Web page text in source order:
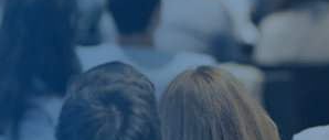
流电机
直流无刷电机
隔
隔
源